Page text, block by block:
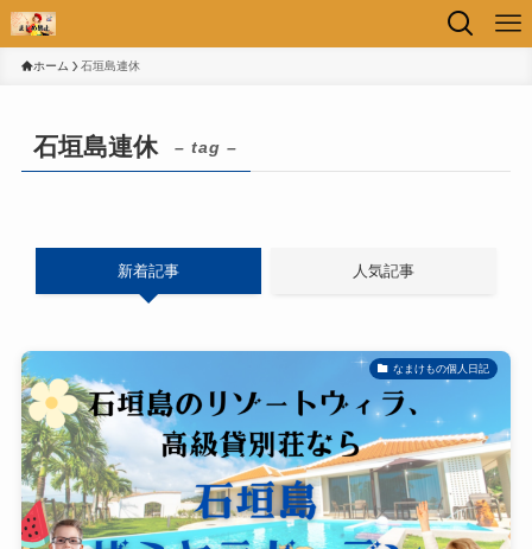
ホーム 石垣島連休
石垣島連休 – tag –
新着記事 人気記事
なまけもの個人日記